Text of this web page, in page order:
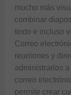
mucho más
combinar
texto e incluso
Correo
reuniones y
administrarlos
correo
permite crear